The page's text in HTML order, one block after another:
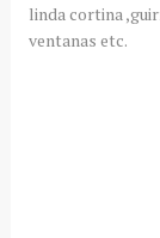
linda cortina
ventanas etc.